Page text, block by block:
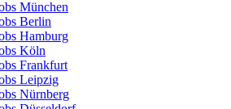
München
Berlin
Hamburg
Köln
Frankfurt
Leipzig
Nürnberg